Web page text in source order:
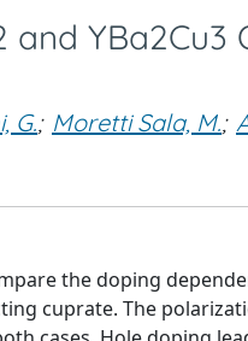
and YBa2Cu3
G.; Moretti Sala, M.;
the doping
cuprate. The